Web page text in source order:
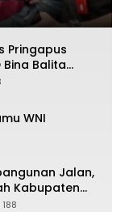
Pringapus
Bina Balita
2026
WNI
Jalan,
Kabupaten
188